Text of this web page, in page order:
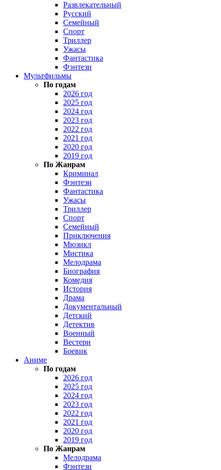
Развлекательный
Русский
Семейный
Спорт
Триллер
Ужасы
Фантастика
Фэнтези
Мультфильмы
По годам
2026 год
2025 год
2024 год
2023 год
2022 год
2021 год
2020 год
2019 год
По Жанрам
Криминал
Фэнтези
Фантастика
Ужасы
Триллер
Спорт
Семейный
Приключения
Мюзикл
Мистика
Мелодрама
Биография
Комедия
История
Драма
Документальный
Детский
Детектив
Военный
Вестерн
Боевик
Аниме
По годам
2026 год
2025 год
2024 год
2023 год
2022 год
2021 год
2020 год
2019 год
По Жанрам
Мелодрама
Фэнтези